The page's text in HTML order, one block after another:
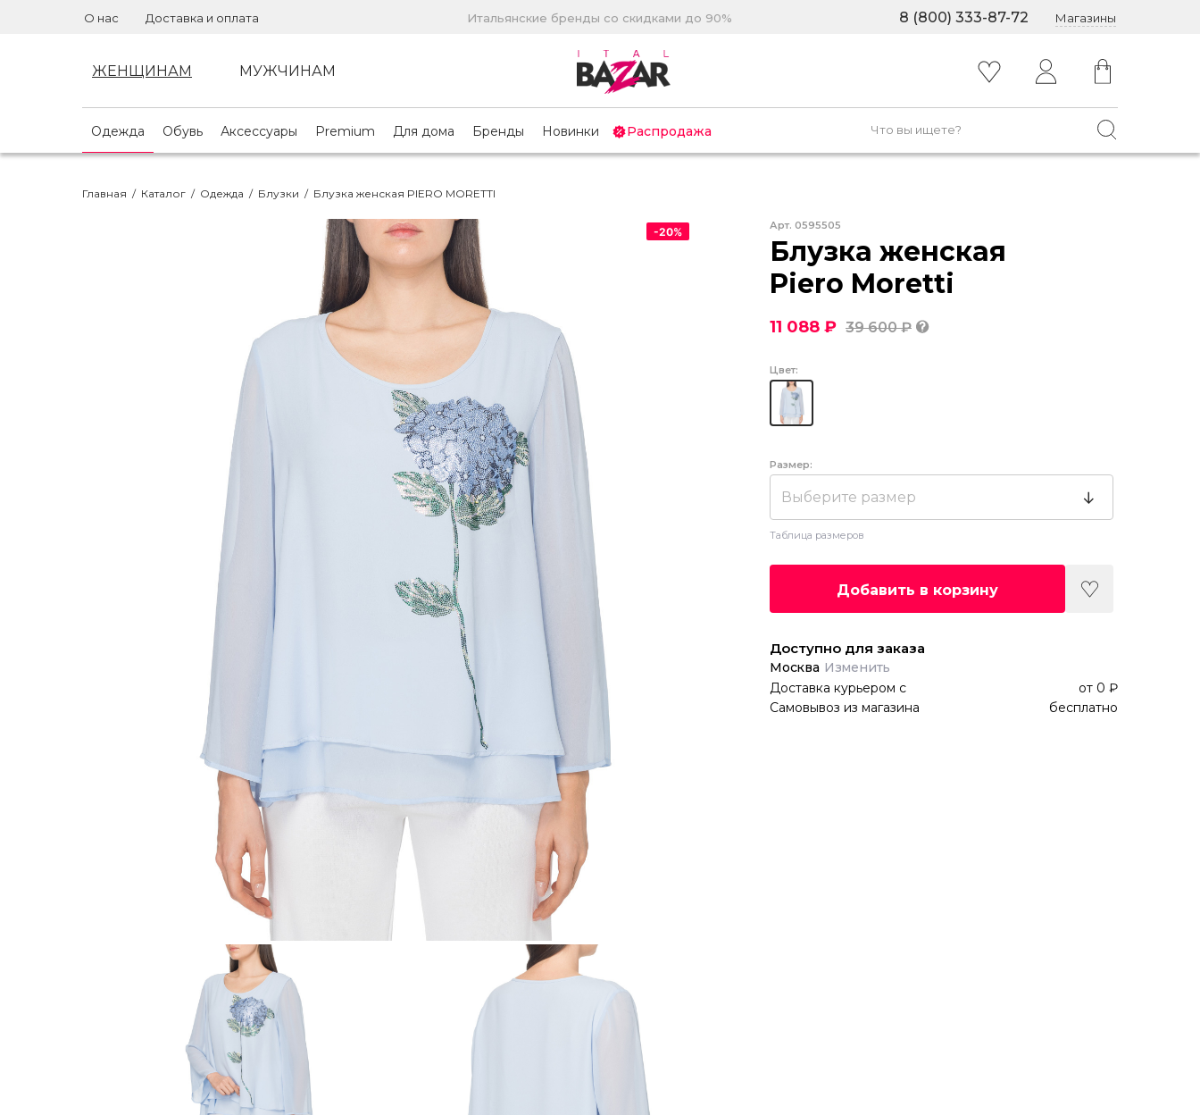
О нас Доставка и оплата Итальянские бренды со скидками до 90% 8 (800) 333-87-72 Магазины
ЖЕНЩИНАМ МУЖЧИНАМ
Одежда Обувь Аксессуары Premium Для дома Бренды Новинки Распродажа
Главная / Каталог / Одежда / Блузки / Блузка женская PIERO MORETTI
-20% Арт. 0595505
Блузка женская
Piero Moretti
11 088 ₽ 39 600 ₽
Цвет:
Размер:
Выберите размер
Таблица размеров
Добавить в корзину
Доступно для заказа
Москва Изменить
Доставка курьером с от 0 ₽
Самовывоз из магазина
бесплатно